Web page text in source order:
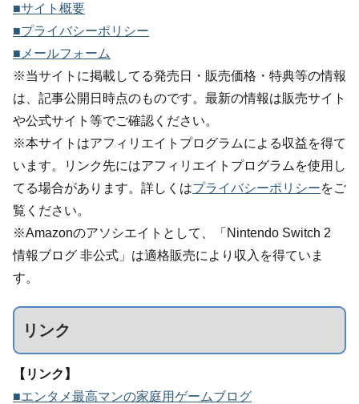
■サイト概要
■プライバシーポリシー
■メールフォーム
※当サイトに掲載してる発売日・販売価格・特典等の情報
は、記事公開日時点のものです。最新の情報は販売サイト
や公式サイト等でご確認ください。
※本サイトはアフィリエイトプログラムによる収益を得て
います。リンク先にはアフィリエイトプログラムを使用し
てる場合があります。詳しくはプライバシーポリシーをご
覧ください。
※Amazonのアソシエイトとして、「Nintendo Switch 2
情報ブログ 非公式」は適格販売により収入を得ていま
す。
リンク
【リンク】
■エンタメ最高マンの家庭用ゲームブログ